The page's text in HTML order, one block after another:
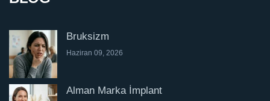
Bruksizm
Haziran 09, 2026
Alman Marka İmplant